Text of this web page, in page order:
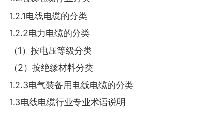
1.2.1电线电缆的分类
1.2.2电力电缆的分类
（1）按电压等级分类
（2）按绝缘材料分类
1.2.3电气装备用电线电缆的分类
1.3电线电缆行业专业术语说明